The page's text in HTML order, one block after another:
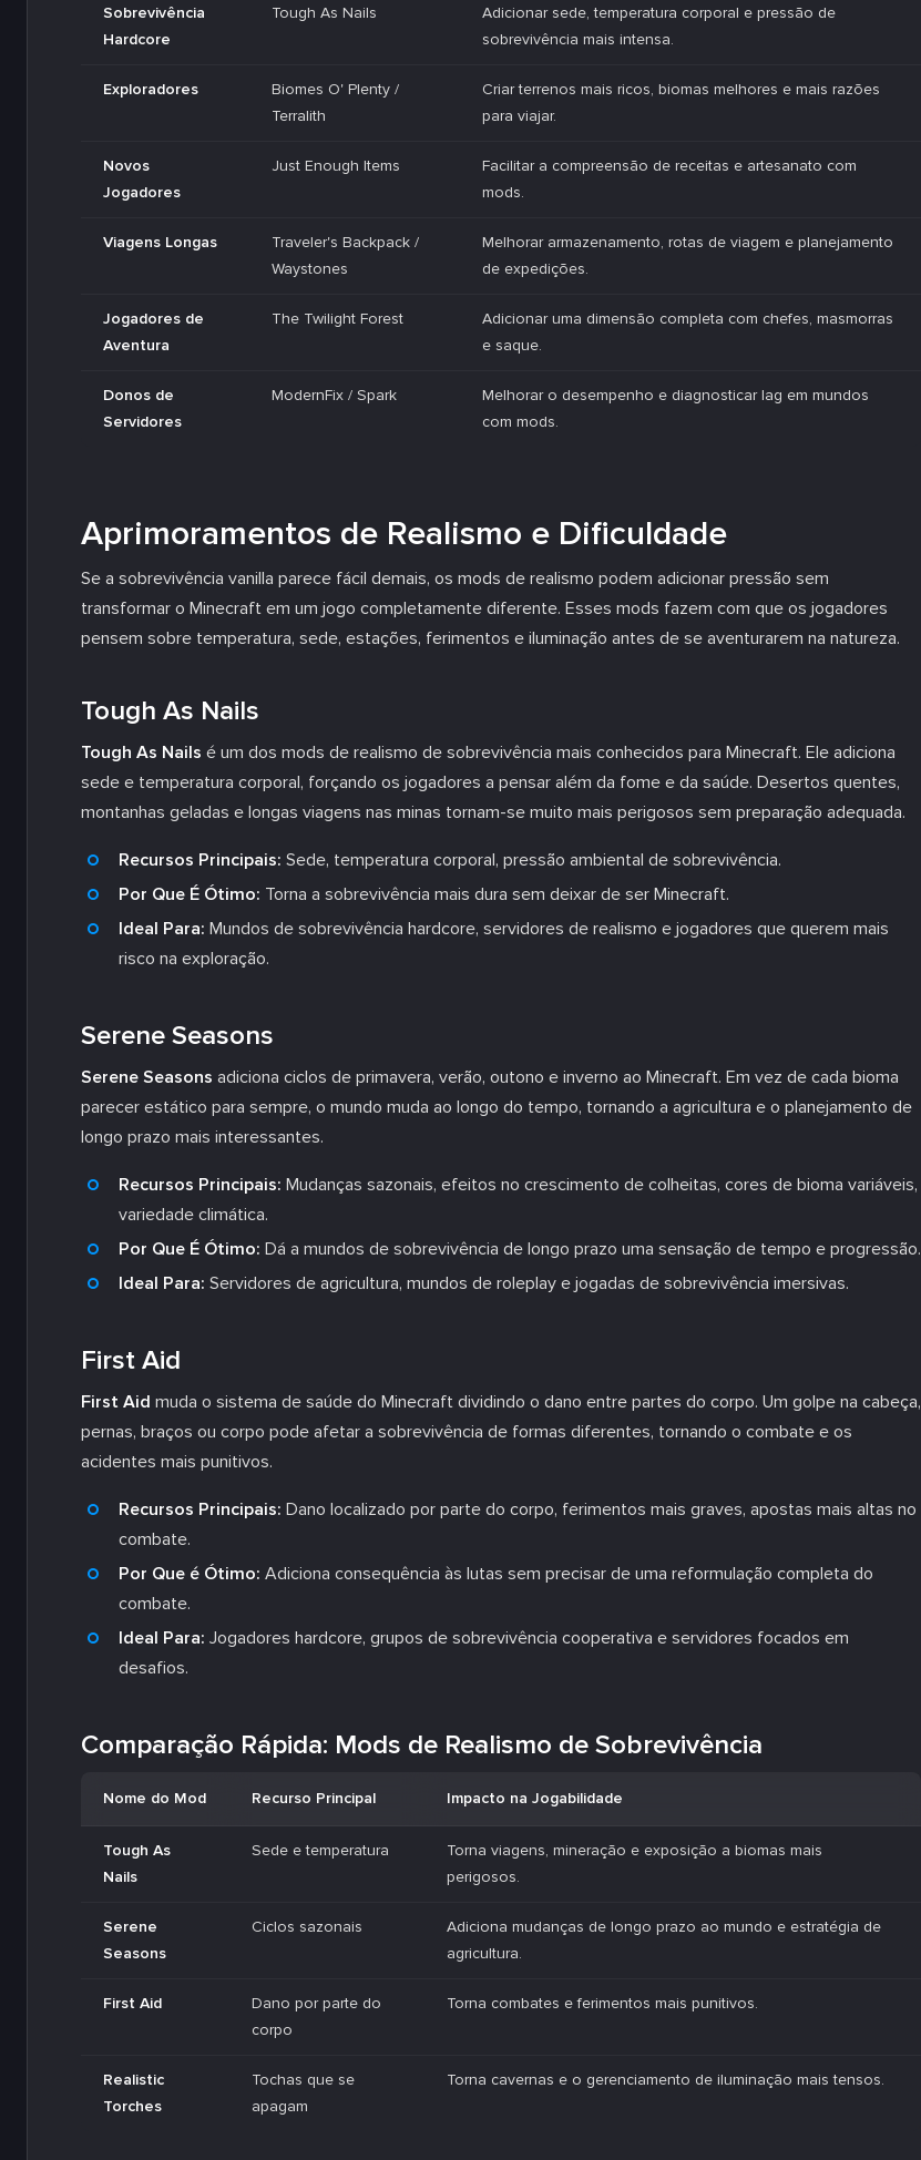
Sobrevivência
Hardcore
Tough As Nails
Adicionar sede, temperatura corporal e pressão de
sobrevivência mais intensa.
Exploradores
Biomes O' Plenty /
Terralith
Criar terrenos mais ricos, biomas melhores e mais razões
para viajar.
Novos
Jogadores
Just Enough Items
Facilitar a compreensão de receitas e artesanato com
mods.
Viagens Longas
Traveler's Backpack /
Waystones
Melhorar armazenamento, rotas de viagem e planejamento
de expedições.
Jogadores de
Aventura
The Twilight Forest
Adicionar uma dimensão completa com chefes, masmorras
e saque.
Donos de
Servidores
ModernFix / Spark
Melhorar o desempenho e diagnosticar lag em mundos
com mods.
Aprimoramentos de Realismo e Dificuldade
Se a sobrevivência vanilla parece fácil demais, os mods de realismo podem adicionar pressão sem
transformar o Minecraft em um jogo completamente diferente. Esses mods fazem com que os jogadores
pensem sobre temperatura, sede, estações, ferimentos e iluminação antes de se aventurarem na natureza.
Tough As Nails
Tough As Nails é um dos mods de realismo de sobrevivência mais conhecidos para Minecraft. Ele adiciona
sede e temperatura corporal, forçando os jogadores a pensar além da fome e da saúde. Desertos quentes,
montanhas geladas e longas viagens nas minas tornam-se muito mais perigosos sem preparação adequada.
Recursos Principais: Sede, temperatura corporal, pressão ambiental de sobrevivência.
Por Que É Ótimo: Torna a sobrevivência mais dura sem deixar de ser Minecraft.
Ideal Para: Mundos de sobrevivência hardcore, servidores de realismo e jogadores que querem mais
risco na exploração.
Serene Seasons
Serene Seasons adiciona ciclos de primavera, verão, outono e inverno ao Minecraft. Em vez de cada bioma
parecer estático para sempre, o mundo muda ao longo do tempo, tornando a agricultura e o planejamento de
longo prazo mais interessantes.
Recursos Principais: Mudanças sazonais, efeitos no crescimento de colheitas, cores de bioma variáveis,
variedade climática.
Por Que É Ótimo: Dá a mundos de sobrevivência de longo prazo uma sensação de tempo e progressão.
Ideal Para: Servidores de agricultura, mundos de roleplay e jogadas de sobrevivência imersivas.
First Aid
First Aid muda o sistema de saúde do Minecraft dividindo o dano entre partes do corpo. Um golpe na cabeça,
pernas, braços ou corpo pode afetar a sobrevivência de formas diferentes, tornando o combate e os
acidentes mais punitivos.
Recursos Principais: Dano localizado por parte do corpo, ferimentos mais graves, apostas mais altas no
combate.
Por Que é Ótimo: Adiciona consequência às lutas sem precisar de uma reformulação completa do
combate.
Ideal Para: Jogadores hardcore, grupos de sobrevivência cooperativa e servidores focados em
desafios.
Comparação Rápida: Mods de Realismo de Sobrevivência
Nome do Mod Recurso Principal Impacto na Jogabilidade
Tough As
Nails
Sede e temperatura
Torna viagens, mineração e exposição a biomas mais
perigosos.
Serene
Seasons
Ciclos sazonais
Adiciona mudanças de longo prazo ao mundo e estratégia de
agricultura.
First Aid
Dano por parte do
corpo
Torna combates e ferimentos mais punitivos.
Realistic
Torches
Tochas que se
apagam
Torna cavernas e o gerenciamento de iluminação mais tensos.